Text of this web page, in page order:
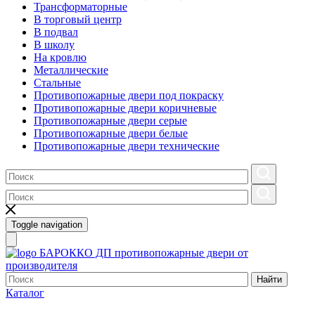
Трансформаторные
В торговый центр
В подвал
В школу
На кровлю
Металлические
Стальные
Противопожарные двери под покраску
Противопожарные двери коричневые
Противопожарные двери серые
Противопожарные двери белые
Противопожарные двери технические
Toggle navigation
БАРОККО ДП противопожарные двери от
производителя
Найти
Каталог